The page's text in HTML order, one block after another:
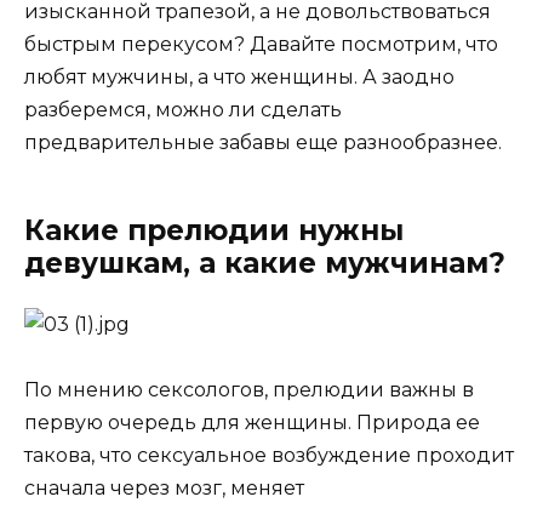
изысканной трапезой, а не довольствоваться
быстрым перекусом? Давайте посмотрим, что
любят мужчины, а что женщины. А заодно
разберемся, можно ли сделать
предварительные забавы еще разнообразнее.
Какие прелюдии нужны
девушкам, а какие мужчинам?
По мнению сексологов, прелюдии важны в
первую очередь для женщины. Природа ее
такова, что сексуальное возбуждение проходит
сначала через мозг, меняет